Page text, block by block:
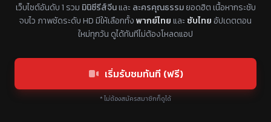
เว็บไซต์อันดับ 1 รวม มินิซีรีส์จีนและ ละครคุณธรรมยอดฮิต เนื้อหากระชับ
จบไว ภาพชัดระดับ HD มีให้เลือกทั้งพากย์ไทยและ ซับไทยอัปเดตตอน
ใหม่ทุกวัน ดูได้ทันทีไม่ต้องโหลดแอป
เริ่มรับชมทันที (ฟรี)
* ไม่ต้องสมัครสมาชิกก็ดูได้